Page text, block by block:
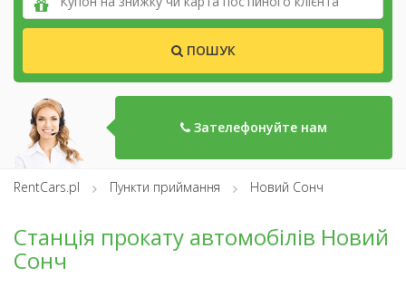
ПОШУК
Зателефонуйте нам
RentCars.pl Пункти приймання Новий Сонч
Станція прокату автомобілів Новий
Сонч